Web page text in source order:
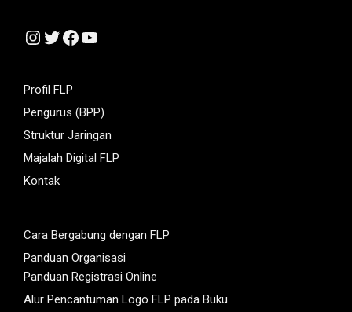
Instagram
Twitter
Facebook
YouTube
Profil FLP
Pengurus (BPP)
Struktur Jaringan
Majalah Digital FLP
Kontak
Cara Bergabung dengan FLP
Panduan Organisasi
Panduan Registrasi Online
Alur Pencantuman Logo FLP pada Buku